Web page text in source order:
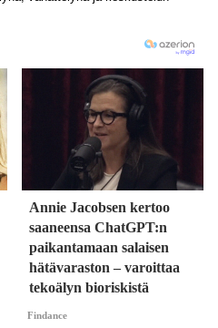
Annie Jacobsen kertoo
saaneensa ChatGPT:n
paikantamaan salaisen
hätävaraston – varoittaa
tekoälyn bioriskistä
Findance